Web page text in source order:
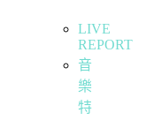
LIVE
REPORT
音
樂
特